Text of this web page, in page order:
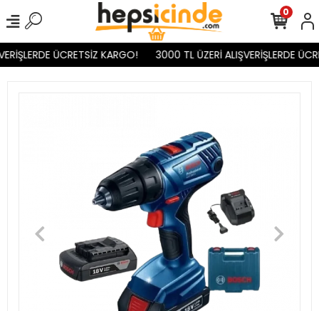
ÜCRETSİZ KARGO! 3000 TL ÜZERİ ALIŞVERİŞLERDE
0